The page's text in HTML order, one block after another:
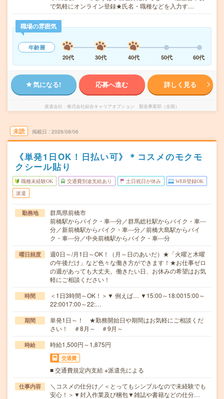
で気軽にオンライン登録★氏名・職種などを入力す…
職場の雰囲気
年齢層
20代
30代 40代 50代 60代
気になる! 応募へ進む 詳しく見る
派遣会社 株式会社綜合キャリアオプション 製造事業部（全国）
未読 掲載日 2026/08/06
《単発1日OK！日払い可》＊コスメのモクモ
クシール貼り
職種未経験OK 交通費別途支給あり 土日祝日が休み WEB登録OK
派遣
勤務地
群馬県前橋市
前橋駅からバイク・車---分／群馬総社駅からバイク・車---
分／新前橋駅からバイク・車---分／前橋大島駅からバイ
ク・車---分／中央前橋駅からバイク・車---分
曜日頻度
週0日～/月1日～OK！（月～日のあいだ）★「火曜と木曜
の午後だけ」など色々な働き方ができます！★お仕事ゼロ
の週があっても大丈夫。働きたい日、お休みの希望はお気
軽にご相談ください！
時間
＜1日3時間～OK！＞▼ 例えば… ▼15:00～18:0015:00～
22:0017:00～22:…
期間
単発1日～！ ★勤務開始日や期間はお気軽にご相談くだ
さい！ ＃8月～ ＃9月～
時給 時給1,500円～1,875円
交通費
■ 交通費規定内支給 ※派遣先による
仕事内容
＼コスメの仕分け／＜とってもシンプルなので未経験でも
安心！＞▼封入作業及び梱包▼雑誌や書籍などの仕分…